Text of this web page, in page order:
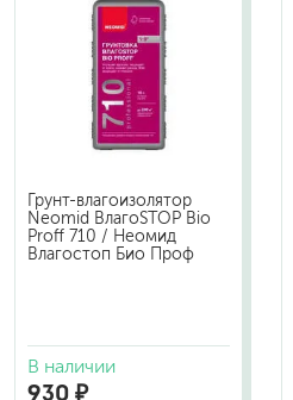
Грунт-влагоизолятор
Neomid ВлагоSTOP Bio
Proff 710 / Неомид
Влагостоп Био Проф
В наличии
930 ₽